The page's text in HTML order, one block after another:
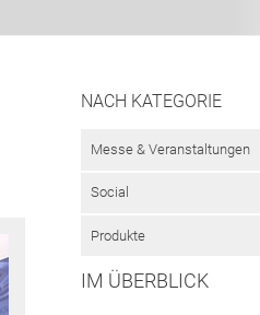
NACH KATEGORIE
Messe & Veranstaltungen
Social
Produkte
IM ÜBERBLICK